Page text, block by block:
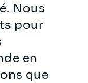
Nous
pour
en
que